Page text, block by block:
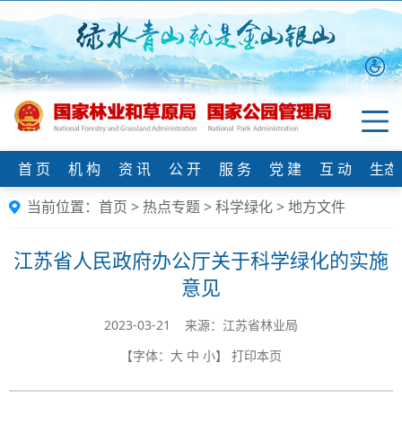
首 页 机 构 资 讯 公 开 服 务 党 建 互 动
生
当前位置： 首页 > 热点专题>科学绿化>地方文件
江苏省人民政府办公厅关于科学绿化的实施
意见
2023-03-21 来源：江苏省林业局
【字体： 大 中 小】 打印本页